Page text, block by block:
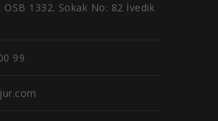
OSB 1332. Sokak No: 82 İvedik
99